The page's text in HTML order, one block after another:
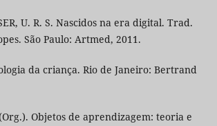
U. R. S. Nascidos na era digital. Trad.
São Paulo: Artmed, 2011.
da criança. Rio de Janeiro: Bertrand
(Org.). Objetos de aprendizagem: teoria e